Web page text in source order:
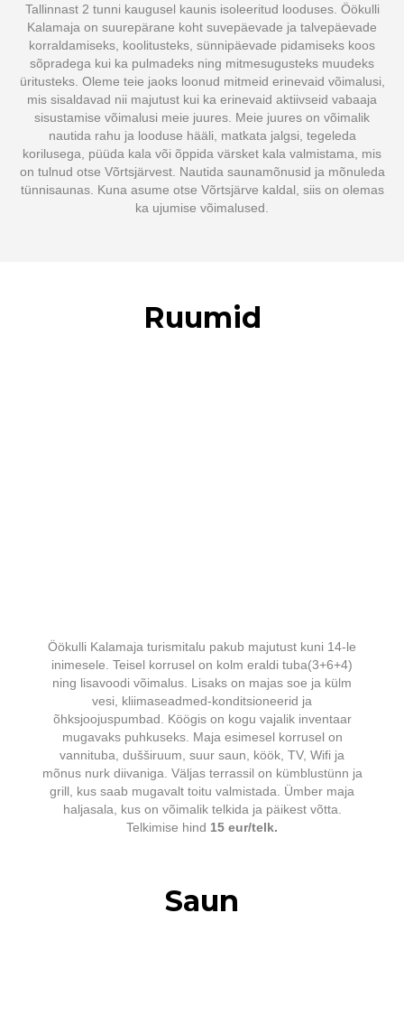
Tallinnast 2 tunni kaugusel kaunis isoleeritud looduses. Öökulli
Kalamaja on suurepärane koht suvepäevade ja talvepäevade
korraldamiseks, koolitusteks, sünnipäevade pidamiseks koos
sõpradega kui ka pulmadeks ning mitmesugusteks muudeks
üritusteks. Oleme teie jaoks loonud mitmeid erinevaid võimalusi,
mis sisaldavad nii majutust kui ka erinevaid aktiivseid vabaaja
sisustamise võimalusi meie juures. Meie juures on võimalik
nautida rahu ja looduse hääli, matkata jalgsi, tegeleda
korilusega, püüda kala või õppida värsket kala valmistama, mis
on tulnud otse Võrtsjärvest. Nautida saunamõnusid ja mõnuleda
tünnisaunas. Kuna asume otse Võrtsjärve kaldal, siis on olemas
ka ujumise võimalused.
Ruumid
Öökulli Kalamaja turismitalu pakub majutust kuni 14-le
inimesele. Teisel korrusel on kolm eraldi tuba(3+6+4)
ning lisavoodi võimalus. Lisaks on majas soe ja külm
vesi, kliimaseadmed-konditsioneerid ja
õhksjoojuspumbad. Köögis on kogu vajalik inventaar
mugavaks puhkuseks. Maja esimesel korrusel on
vannituba, dušširuum, suur saun, köök, TV, Wifi ja
mõnus nurk diivaniga. Väljas terrassil on kümblustünn ja
grill, kus saab mugavalt toitu valmistada. Ümber maja
haljasala, kus on võimalik telkida ja päikest võtta.
Telkimise hind 15 eur/telk.
Saun